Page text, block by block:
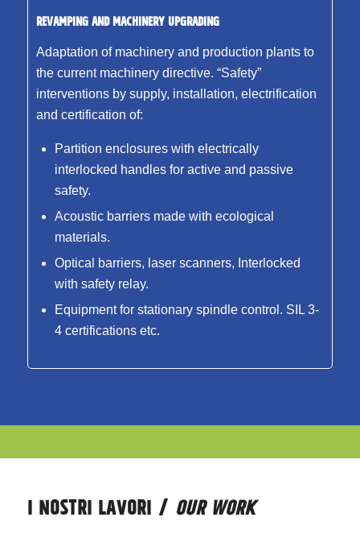
REVAMPING AND MACHINERY UPGRADING
Adaptation of machinery and production plants to
the current machinery directive. “Safety”
interventions by supply, installation, electrification
and certification of:
Partition enclosures with electrically
interlocked handles for active and passive
safety.
Acoustic barriers made with ecological
materials.
Optical barriers, laser scanners, Interlocked
with safety relay.
Equipment for stationary spindle control. SIL 3-
4 certifications etc.
I NOSTRI LAVORI / OUR WORK